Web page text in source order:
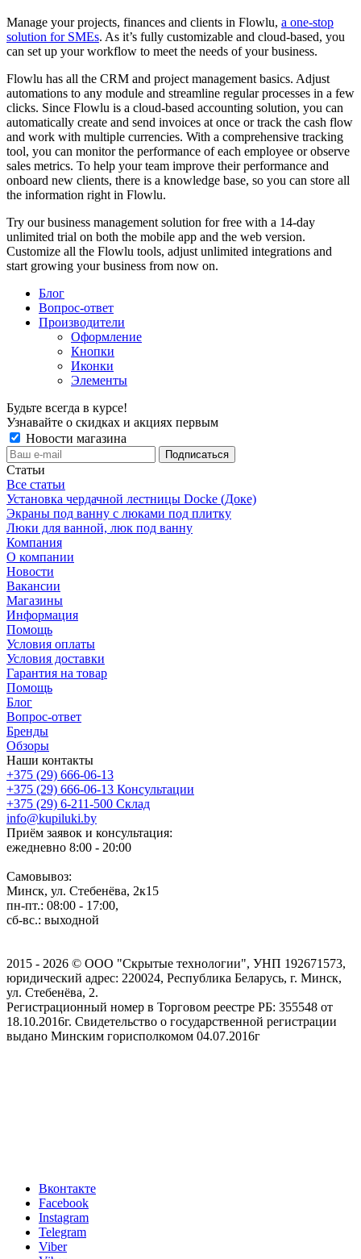
Manage your projects, finances and clients in Flowlu, a one-stop
solution for SMEs. As it’s fully customizable and cloud-based, you
can set up your workflow to meet the needs of your business.
Flowlu has all the CRM and project management basics. Adjust
automations to any module and streamline regular processes in a few
clicks. Since Flowlu is a cloud-based accounting solution, you can
automatically create and send invoices at once or track the cash flow
and work with multiple currencies. With a comprehensive tracking
tool, you can monitor the performance of each employee or observe
sales metrics. To help your team improve their performance and
onboard new clients, there is a knowledge base, so you can store all
the information right in Flowlu.
Try our business management solution for free with a 14-day
unlimited trial on both the mobile app and the web version.
Customize all the Flowlu tools, adjust unlimited integrations and
start growing your business from now on.
Блог
Вопрос-ответ
Производители
Оформление
Кнопки
Иконки
Элементы
Будьте всегда в курсе!
Узнавайте о скидках и акциях первым
Новости магазина
Статьи
Все статьи
Установка чердачной лестницы Docke (Доке)
Экраны под ванну с люками под плитку
Люки для ванной, люк под ванну
Компания
О компании
Новости
Вакансии
Магазины
Информация
Помощь
Условия оплаты
Условия доставки
Гарантия на товар
Помощь
Блог
Вопрос-ответ
Бренды
Обзоры
Наши контакты
+375 (29) 666-06-13
+375 (29) 666-06-13 Консультации
+375 (29) 6-211-500 Склад
info@kupiluki.by
Приём заявок и консультация:
ежедневно 8:00 - 20:00
Самовывоз:
Минск, ул. Стебенёва, 2к15
пн-пт.: 08:00 - 17:00,
сб-вс.: выходной
2015 - 2026 © ООО "Скрытые технологии", УНП 192671573,
юридический адрес: 220024, Республика Беларусь, г. Минск,
ул. Стебенёва, 2.
Регистрационный номер в Торговом реестре РБ: 355548 от
18.10.2016г. Свидетельство о государственной регистрации
выдано Минским горисполкомом 04.07.2016г
Вконтакте
Facebook
Instagram
Telegram
Viber